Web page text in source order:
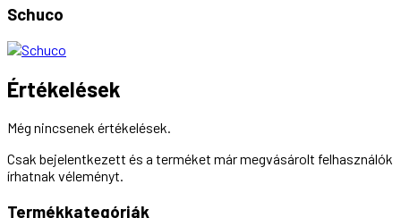
Schuco
Értékelések
Még nincsenek értékelések.
Csak bejelentkezett és a terméket már megvásárolt felhasználók
írhatnak véleményt.
Termékkategóriák